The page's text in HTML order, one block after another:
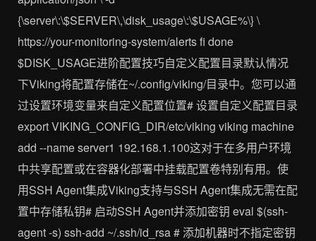
{\server\:\$SERVER\,\disk_usage\:\$USAGE%\} \
https://your-monitoring-system/alerts fi done
$DISK_USAGE进阶配置技巧自定义配置目录默认情况
下Viking将配置存储在~/.config/viking/目录中。您可以通
过设置环境变量来自定义配置位置# 设置自定义配置目录
export VIKING_CONFIG_DIR/etc/viking viking machine
add --name server1 192.168.1.100这对于在多用户环境
中共享配置或在容器化部署中挂载配置卷特别有用。使
用SSH Agent集成Viking支持与SSH Agent集成无需在配
置中存储私钥# 启动SSH Agent并添加密钥 eval $(ssh-
agent -s) ssh-add ~/.ssh/id_rsa # 添加机器时不指定密钥